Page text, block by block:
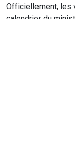
Officiellement, les
calendrier du